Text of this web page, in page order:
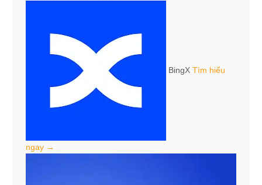
BingX Tìm hiểu
ngay →